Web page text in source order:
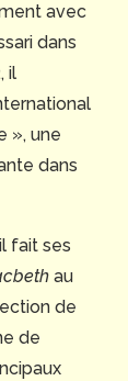
avec
dans
il
», une
dans
fait ses
au
de
de